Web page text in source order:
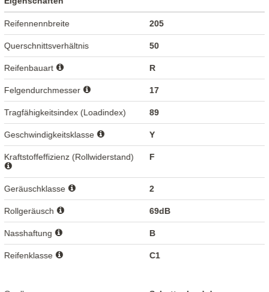
Reifennennbreite 205
Querschnittsverhältnis 50
Reifenbauart R
Felgendurchmesser 17
Tragfähigkeitsindex (Loadindex) 89
Geschwindigkeitsklasse Y
Kraftstoffeffizienz (Rollwiderstand) F
Geräuschklasse 2
Rollgeräusch 69dB
Nasshaftung B
Reifenklasse C1